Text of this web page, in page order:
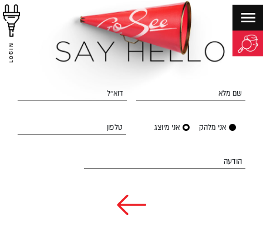
LOGIN
שם מלא דוא״ל
אני מלהק אני מיוצג טלפון
הודעה